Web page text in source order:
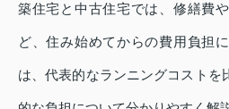
築住宅と中古住宅では、修繕費
ど、住み始めてからの費用負担
は、代表的なランニングコストを